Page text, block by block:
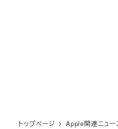
トップページ Apple関連ニュー